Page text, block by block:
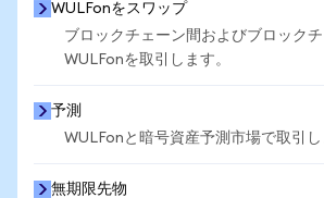
WULFonをスワップ
ブロックチェーン間およびブロック
WULFonを取引します。
予測
WULFonと暗号資産予測市場で取引し
無期限先物